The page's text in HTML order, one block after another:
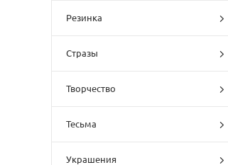
Резинка
Стразы
Творчество
Тесьма
Украшения